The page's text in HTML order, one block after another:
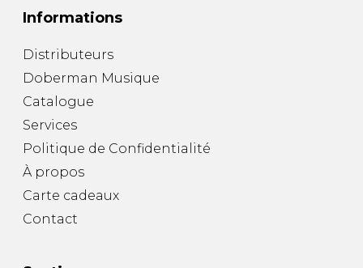
Informations
Distributeurs
Doberman Musique
Catalogue
Services
Politique de Confidentialité
À propos
Carte cadeaux
Contact